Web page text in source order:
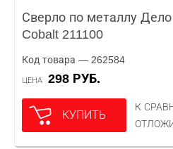
Сверло по металлу
Cobalt 211100
Код товара — 262584
ЦЕНА 298 РУБ.
КУПИТЬ
К